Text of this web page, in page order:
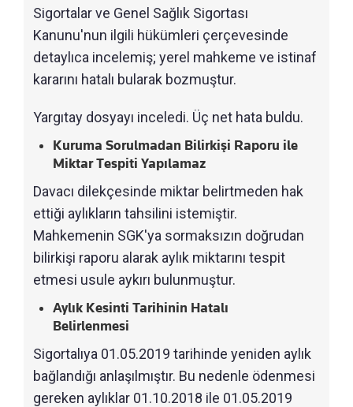
Sigortalar ve Genel Sağlık Sigortası
Kanunu'nun ilgili hükümleri çerçevesinde
detaylıca incelemiş; yerel mahkeme ve istinaf
kararını hatalı bularak bozmuştur.
Yargıtay dosyayı inceledi. Üç net hata buldu.
Kuruma Sorulmadan Bilirkişi Raporu ile
Miktar Tespiti Yapılamaz
Davacı dilekçesinde miktar belirtmeden hak
ettiği aylıkların tahsilini istemiştir.
Mahkemenin SGK'ya sormaksızın doğrudan
bilirkişi raporu alarak aylık miktarını tespit
etmesi usule aykırı bulunmuştur.
Aylık Kesinti Tarihinin Hatalı
Belirlenmesi
Sigortalıya 01.05.2019 tarihinde yeniden aylık
bağlandığı anlaşılmıştır. Bu nedenle ödenmesi
gereken aylıklar 01.10.2018 ile 01.05.2019